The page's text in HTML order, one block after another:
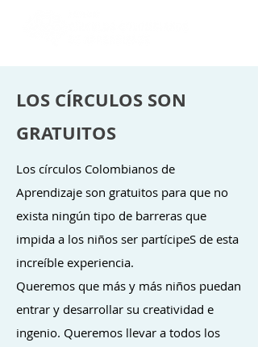
LOS CÍRCULOS SON
GRATUITOS
Los círculos Colombianos de
Aprendizaje son gratuitos para que no
exista ningún tipo de barreras que
impida a los niños ser partícipeS de esta
increíble experiencia.
Queremos que más y más niños puedan
entrar y desarrollar su creatividad e
ingenio. Queremos llevar a todos los